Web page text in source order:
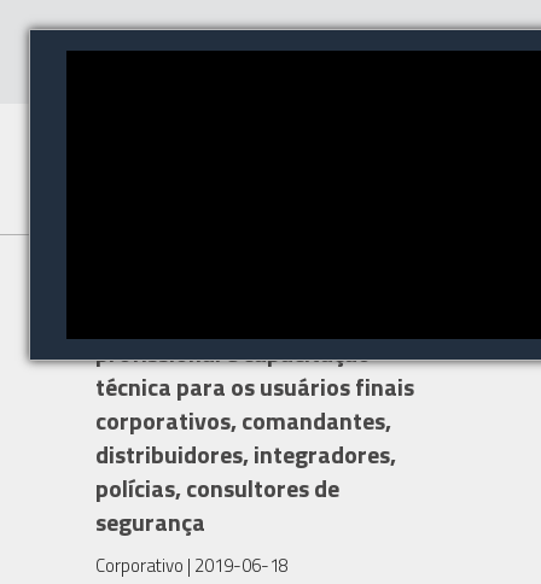
profissional e capacitação
técnica para os usuários finais
corporativos, comandantes,
distribuidores, integradores,
polícias, consultores de
segurança
Corporativo | 2019-06-18